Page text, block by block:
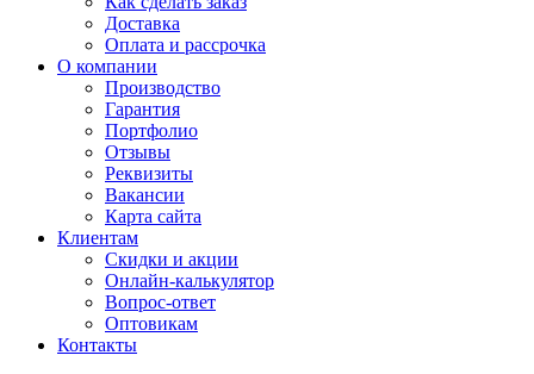
Доставка
Оплата и рассрочка
О компании
Производство
Гарантия
Портфолио
Отзывы
Реквизиты
Вакансии
Карта сайта
Клиентам
Скидки и акции
Онлайн-калькулятор
Вопрос-ответ
Оптовикам
Контакты